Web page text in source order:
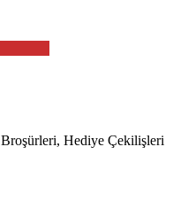
Hediye Çekilişleri